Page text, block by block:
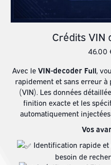
Crédits VIN
46.00
Avec le VIN-decoder Full,
rapidement et sans erreur
(VIN). Les données
finition exacte et les
automatiquement
Vos
Identification rapide
besoin de